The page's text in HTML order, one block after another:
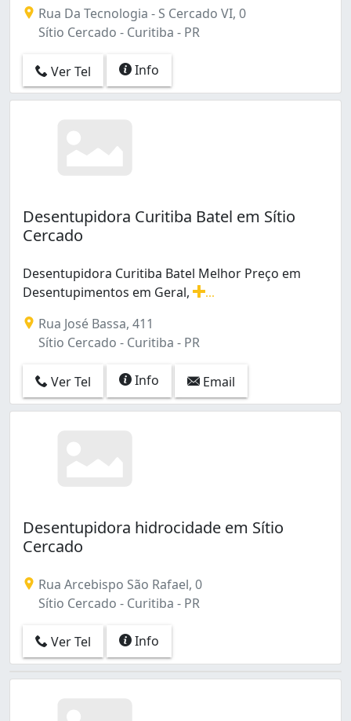
Rua Da Tecnologia - S Cercado VI, 0
Sítio Cercado - Curitiba - PR
Ver Tel Info
Desentupidora Curitiba Batel em Sítio
Cercado
Desentupidora Curitiba Batel Melhor Preço em
Desentupimentos em Geral,
Rua José Bassa, 411
Sítio Cercado - Curitiba - PR
Ver Tel Info Email
Desentupidora hidrocidade em Sítio
Cercado
Rua Arcebispo São Rafael, 0
Sítio Cercado - Curitiba - PR
Ver Tel Info